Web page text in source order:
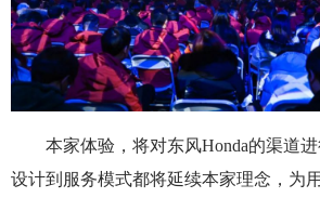
本家体验，将对东风Honda的渠道进
设计到服务模式都将延续本家理念，为